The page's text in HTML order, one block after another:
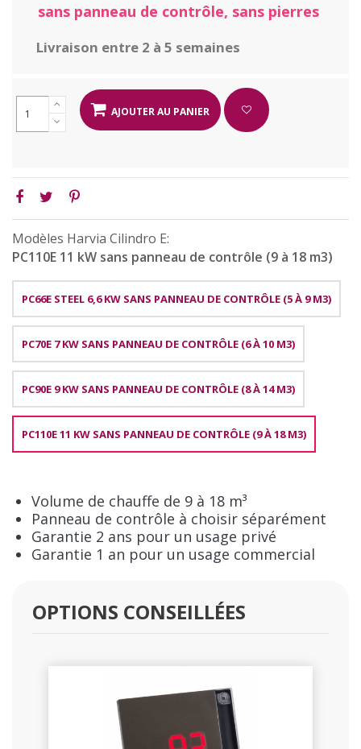
sans panneau de contrôle, sans pierres
Livraison entre 2 à 5 semaines
AJOUTER AU PANIER
Modèles Harvia Cilindro E:
PC110E 11 kW sans panneau de contrôle (9 à 18 m3)
PC66E STEEL 6,6 KW SANS PANNEAU DE CONTRÔLE (5 À 9 M3)
PC70E 7 KW SANS PANNEAU DE CONTRÔLE (6 À 10 M3)
PC90E 9 KW SANS PANNEAU DE CONTRÔLE (8 À 14 M3)
PC110E 11 KW SANS PANNEAU DE CONTRÔLE (9 À 18 M3)
Volume de chauffe de 9 à 18 m³
Panneau de contrôle à choisir séparément
Garantie 2 ans pour un usage privé
Garantie 1 an pour un usage commercial
OPTIONS CONSEILLÉES